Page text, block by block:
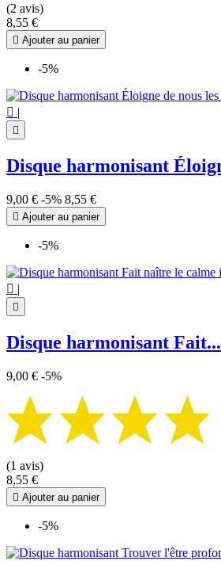
(2 avis)
8,55 €
 Ajouter au panier
-5%
 |

Disque harmonisant
9,00 € -5% 8,55 €
 Ajouter au panier
-5%
 |

Disque harmonisant Fait...
9,00 € -5%
(1 avis)
8,55 €
 Ajouter au panier
-5%